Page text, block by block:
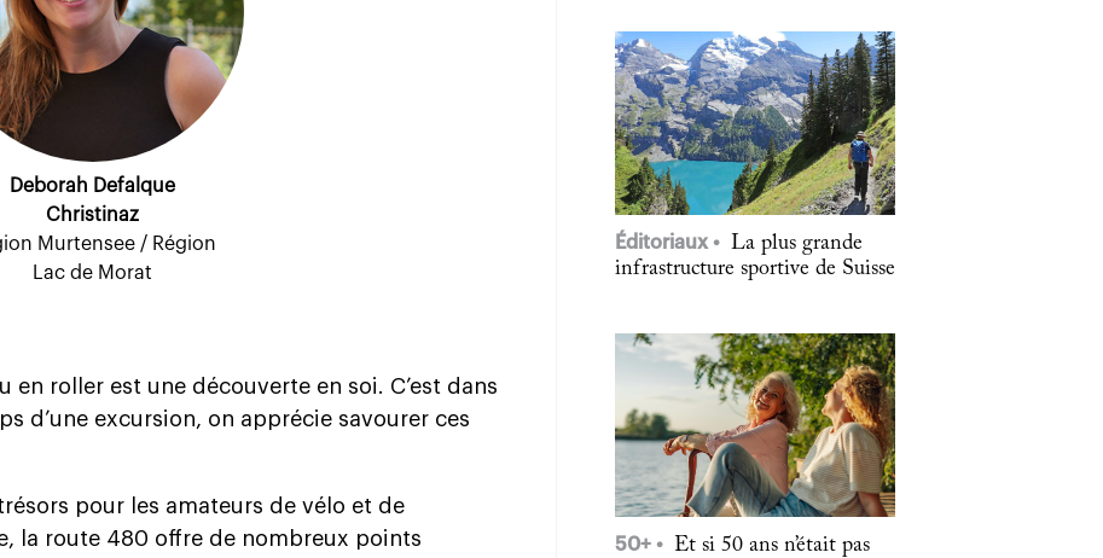
Deborah Defalque
Christinaz
Murtensee / Région
Lac de Morat
en roller est une découverte en soi. C’est dans
d’une excursion, on apprécie savourer ces
pour les amateurs de vélo et de
la route 480 offre de nombreux points
Éditoriaux
La plus grande
infrastructure sportive de Suisse
50+
Et si 50 ans n’était pas